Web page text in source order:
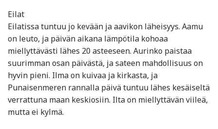
Eilat
Eilatissa tuntuu jo kevään ja aavikon läheisyys. Aamu
on leuto, ja päivän aikana lämpötila kohoaa
miellyttävästi lähes 20 asteeseen. Aurinko paistaa
suurimman osan päivästä, ja sateen mahdollisuus on
hyvin pieni. Ilma on kuivaa ja kirkasta, ja
Punaisenmeren rannalla päivä tuntuu lähes kesäiseltä
verrattuna maan keskiosiin. Ilta on miellyttävän viileä,
mutta ei kylmä.